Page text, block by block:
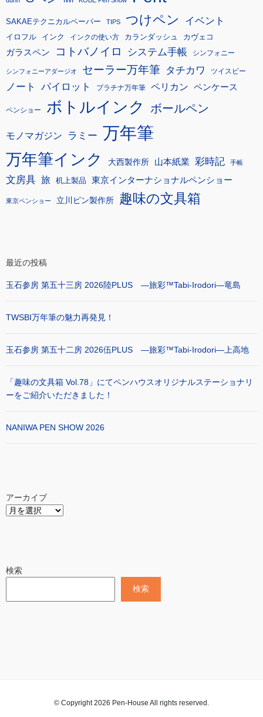
SAKAEテクニカルペーパー TIPS つけペン イベント
イロフル インク インクの使い方 カランダッシュ カヴェコ
ガラスペン コトバノイロ システム手帳 シンフォニー
シンフォニーアダージオ セーラー万年筆 タチカワ ツイスビー
ノート パイロット プラチナ万年筆 ペリカン ペンケース
ペンショー ボトルインク ボールペン
モノマガジン ラミー 万年筆
万年筆インク 大西製作所 山本紙業 彩時記 手帳
文房具 旅 机上製品 東京インターナショナルペンショー
東京ペンショー 立川ピン製作所 趣味の文具箱
最近の投稿
玉石参房 第五十三房 2026陸PLUS ―旅彩™Tabi-Irodori―竜島
TWSBI万年筆の魅力再発見！
玉石参房 第五十二房 2026伍PLUS ―旅彩™Tabi-Irodori―上高地
「趣味の文具箱 Vol.78」にてペンハウスオリジナルステーショナリ
ーをご紹介いただきました！
NANIWA PEN SHOW 2026
アーカイブ
検索
検索
© Copyright 2026 Pen-House All rights reserved.